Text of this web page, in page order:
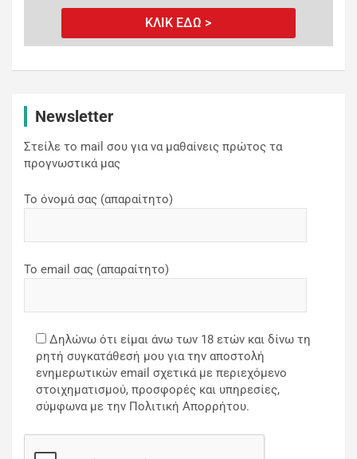
ΚΛΙΚ ΕΔΩ >
Newsletter
Στείλε το mail σου για να μαθαίνεις πρώτος τα
προγνωστικά μας
Το όνομά σας (απαραίτητο)
Το email σας (απαραίτητο)
Δηλώνω ότι είμαι άνω των 18 ετών και δίνω τη
ρητή συγκατάθεσή μου για την αποστολή
ενημερωτικών email σχετικά με περιεχόμενο
στοιχηματισμού, προσφορές και υπηρεσίες,
σύμφωνα με την Πολιτική Απορρήτου.